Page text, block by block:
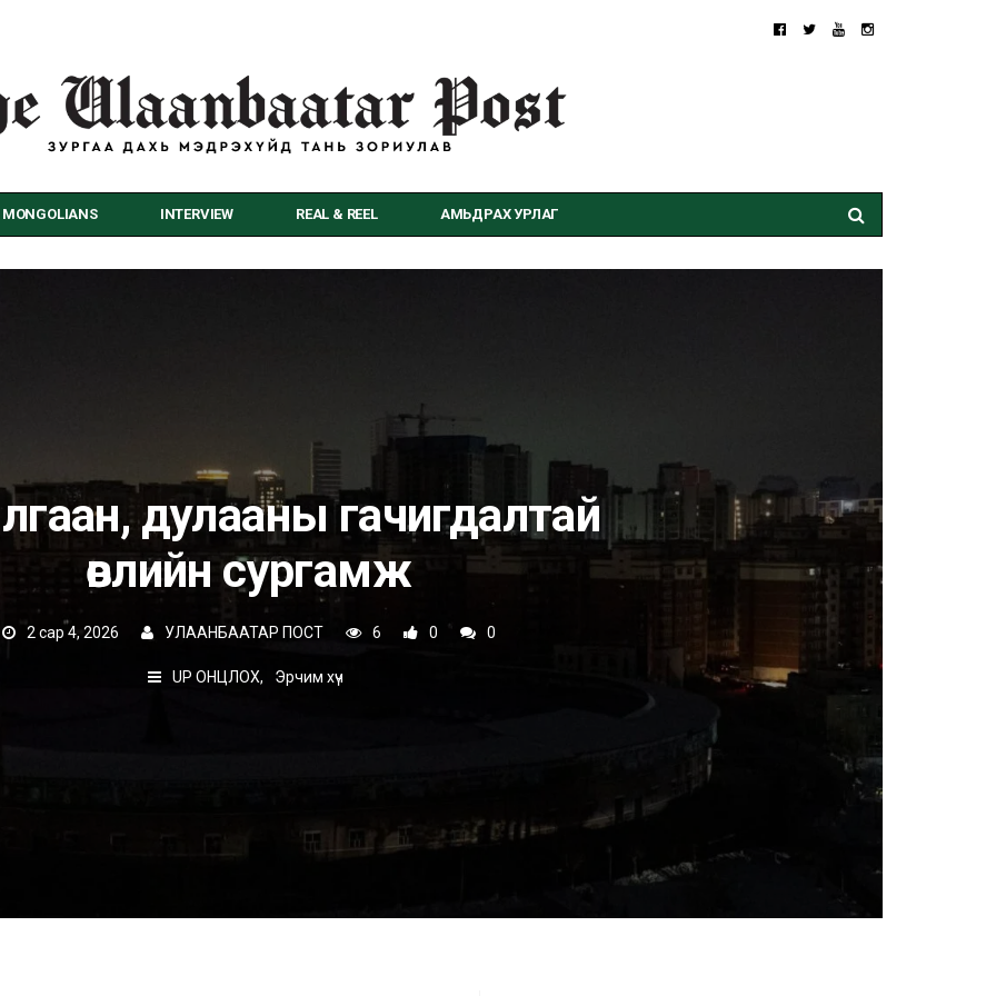
MONGOLIANS INTERVIEW REAL & REEL АМЬДРАХ УРЛАГ
дулааны гачигдалтай
өвлийн сургамж
2 сар 4, 2026 УЛААНБААТАР ПОСТ 6 0 0
UP ОНЦЛОХ Эрчим хүч